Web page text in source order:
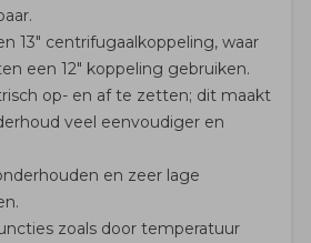
13″ centrifugaalkoppeling, waar
een 12″ koppeling gebruiken.
op- en af ​​te zetten; dit maakt
veel eenvoudiger en
en zeer lage
zoals door temperatuur